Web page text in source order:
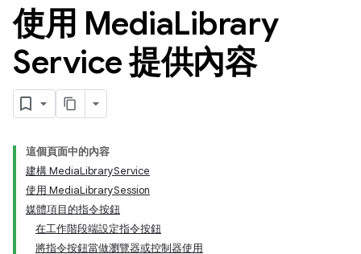
使用 MediaLibrary
Service 提供內容
這個頁面中的內容
建構 MediaLibraryService
使用 MediaLibrarySession
媒體項目的指令按鈕
在工作階段端設定指令按鈕
將指令按鈕當做瀏覽器或控制器使用